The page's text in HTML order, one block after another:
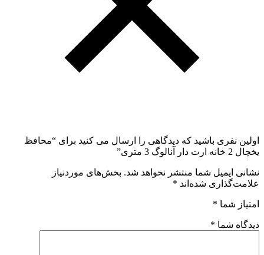
اولین نفری باشید که دیدگاهی را ارسال می کنید برای “محافظ
یخچال 2 خانه ارت دار آنالوگ 3 متری”
نشانی ایمیل شما منتشر نخواهد شد. بخش‌های موردنیاز
علامت‌گذاری شده‌اند *
امتیاز شما *
دیدگاه شما *